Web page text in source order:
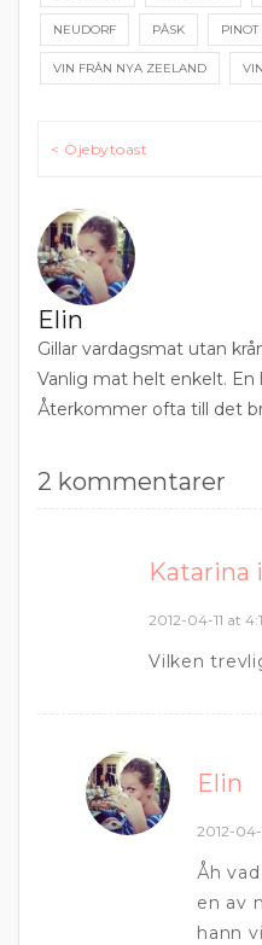
NEUDORF PÅSK
VIN FRÅN NYA ZEELAND
< Öjebytoast
Elin
Gillar vardagsmat utan
Vanlig mat helt enkelt.
Återkommer ofta till det
2 kommentarer
Katarina
2012-04-11 at
Vilken
Elin
2012-04-
Åh
en av
hann